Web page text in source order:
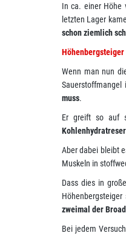
In ca. einer Höhe
letzten Lager
schon ziemlich
Wenn man nun
Sauerstoffmangel
muss.
Er greift so auf
Aber dabei bleibt
Muskeln in
Dass dies in
zweimal der
Bei jedem